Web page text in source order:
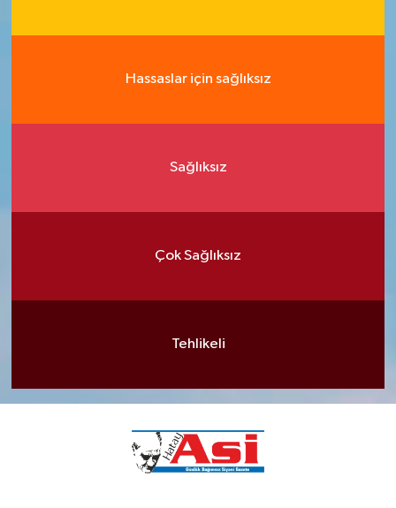
Hassaslar için sağlıksız
Sağlıksız
Çok Sağlıksız
Tehlikeli